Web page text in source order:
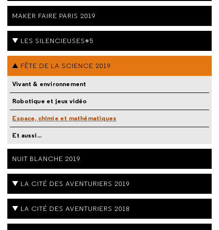
MAKER FAIRE PARIS 2019
LES SILENCIEUSES#5
FÊTE DE LA SCIENCE 2019
Vivant & environnement
Robotique et jeux vidéo
Espace, chimie et mathématiques
Et aussi...
NUIT BLANCHE 2019
LA CITÉ DES AVENTURIERS 2019
LA CITÉ DES AVENTURIERS 2018